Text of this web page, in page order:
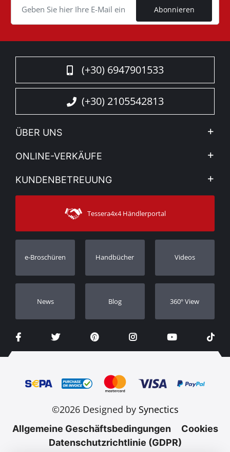
Abonnieren
(+30) 6947901533
(+30) 2105542813
ÜBER UNS
Firma
Sehen Sie unsere Nachrichten
Sitemap
ONLINE-VERKÄUFE
Mein Konto
Versandarten
KUNDENBETREUUNG
Kontakt
Kundendienst
Bestellung verfolgen
Händler
Tessera4x4 Händlerportal
e-Broschüren Handbücher Videos
Νews Blog 360º View
©2026 Designed by Synectics
Allgemeine Geschäftsbedingungen
Cookies
Datenschutzrichtlinie (GDPR)